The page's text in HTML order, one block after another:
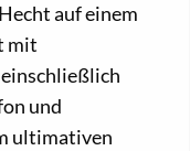
auf einem
mit
und
ultimativen